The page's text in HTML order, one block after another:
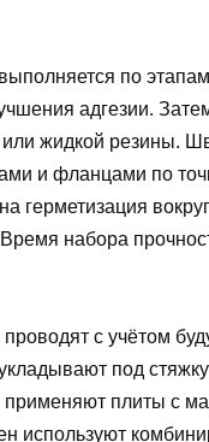
по
адгезии.
жидкой резины.
и фланцами по
герметизация
набора
с учётом
под стяжку
плиты с
используют